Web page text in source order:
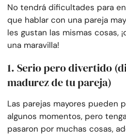
No tendrá dificultades para
que hablar con una pareja
les gustan las mismas cosas,
una maravilla!
1. Serio pero divertido
madurez de tu pareja)
Las parejas mayores pueden
algunos momentos, pero
pasaron por muchas cosas,